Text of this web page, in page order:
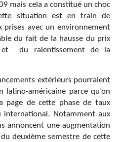
mais cela a constitué un choc
situation est en train de
prises avec un environnement
du fait de la hausse du prix
et du ralentissement de la
extérieurs pourraient
américaine parce qu’on
de cette phase de taux
international. Notamment aux
annoncent une augmentation
deuxième semestre de cette